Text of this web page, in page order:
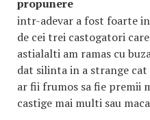
propunere
intr-adevar a fost foarte
de cei trei castogatori
astialalti am ramas cu
dat silinta in a strange cat
ar fii frumos sa fie premii
castige mai multi sau